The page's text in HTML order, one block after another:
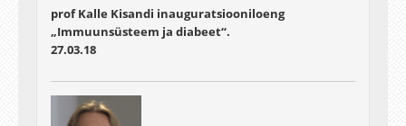
prof Kalle Kisandi inauguratsiooniloeng
„Immuunsüsteem ja diabeet“.
27.03.18